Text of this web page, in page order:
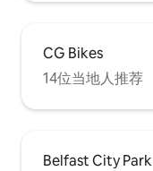
CG Bikes
14位当地人推荐
Belfast City Park